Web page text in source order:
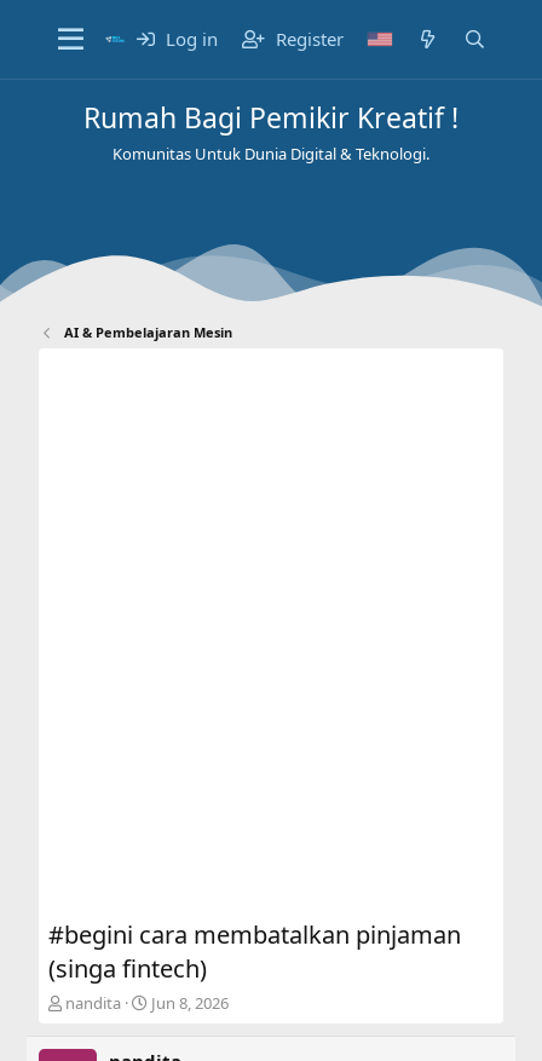
Log in Register
Rumah Bagi Pemikir Kreatif !
Komunitas Untuk Dunia Digital & Teknologi.
AI & Pembelajaran Mesin
#begini cara membatalkan pinjaman
(singa fintech)
T
r
nandita
S
Jun 8, 2026